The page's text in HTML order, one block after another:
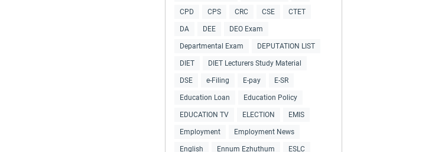
CPD CPS CRC CSE CTET
DA DEE DEO Exam
Departmental Exam DEPUTATION LIST
DIET DIET Lecturers Study Material
DSE e-Filing E-pay E-SR
Education Loan Education Policy
EDUCATION TV ELECTION EMIS
Employment Employment News
English Ennum Ezhuthum ESLC